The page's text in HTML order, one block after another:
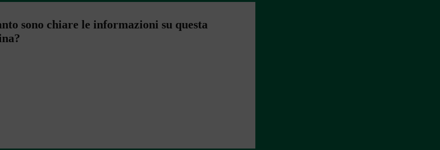
sono chiare le informazioni su questa
5 stelle su 5
4 stelle su 5
3 stelle su 5
2 stelle su 5